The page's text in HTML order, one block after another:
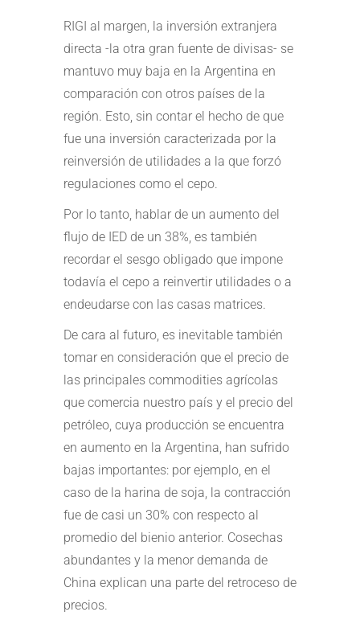
RIGI al margen, la inversión extranjera
directa -la otra gran fuente de divisas- se
mantuvo muy baja en la Argentina en
comparación con otros países de la
región. Esto, sin contar el hecho de que
fue una inversión caracterizada por la
reinversión de utilidades a la que forzó
regulaciones como el cepo.
Por lo tanto, hablar de un aumento del
flujo de IED de un 38%, es también
recordar el sesgo obligado que impone
todavía el cepo a reinvertir utilidades o a
endeudarse con las casas matrices.
De cara al futuro, es inevitable también
tomar en consideración que el precio de
las principales commodities agrícolas
que comercia nuestro país y el precio del
petróleo, cuya producción se encuentra
en aumento en la Argentina, han sufrido
bajas importantes: por ejemplo, en el
caso de la harina de soja, la contracción
fue de casi un 30% con respecto al
promedio del bienio anterior. Cosechas
abundantes y la menor demanda de
China explican una parte del retroceso de
precios.